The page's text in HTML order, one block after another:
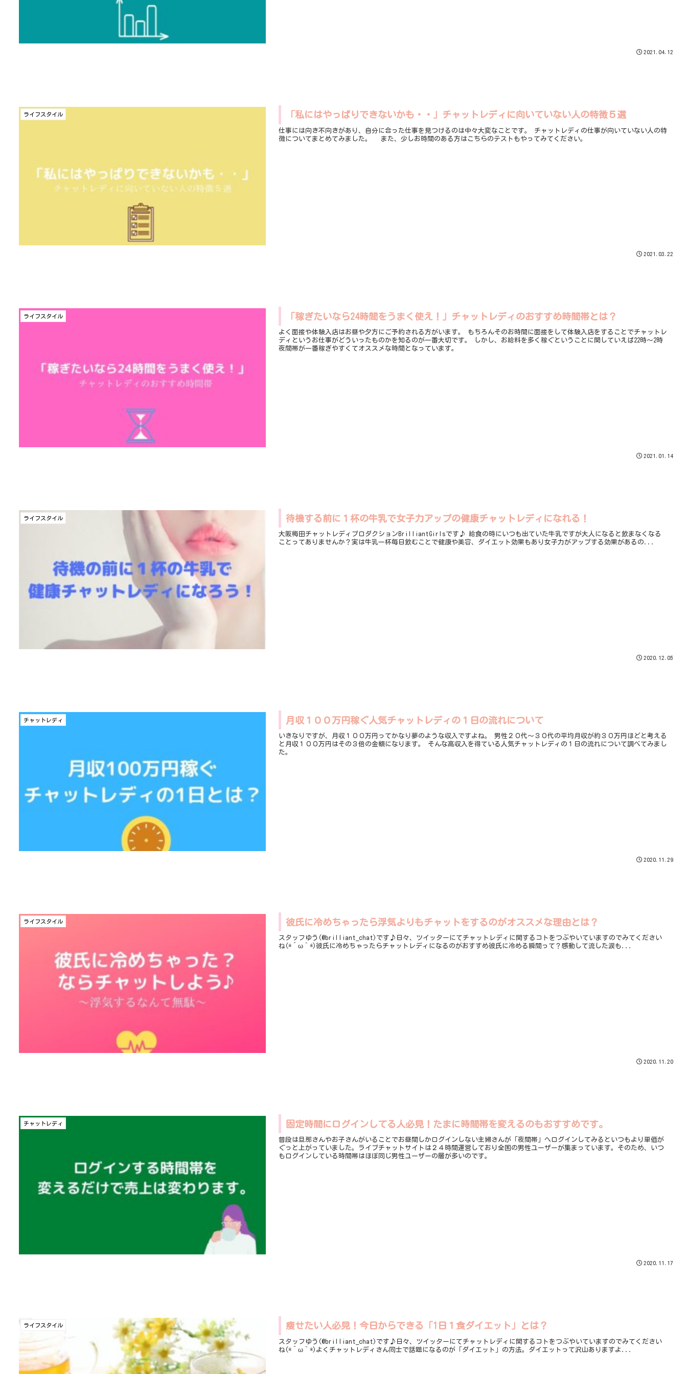
2021.04.12
ライフスタイル 「私にはやっぱりできないかも・・」チャットレディに向いていない人の特徴５選
仕事には向き不向きがあり、自分に合った仕事を見つけるのは中々大変なことです。 チャットレディの仕事が向いていない人の特
徴についてまとめてみました。 また、少しお時間のある方はこちらのテストもやってみてください。
2021.03.22
ライフスタイル 「稼ぎたいなら24時間をうまく使え！」チャットレディのおすすめ時間帯とは？
よく面接や体験入店はお昼や夕方にご予約される方がいます。 もちろんそのお時間に面接をして体験入店をすることでチャットレ
ディというお仕事がどういったものかを知るのが一番大切です。 しかし、お給料を多く稼ぐということに関していえば22時〜2時
夜間帯が一番稼ぎやすくてオススメな時間となっています。
2021.01.14
ライフスタイル 待機する前に１杯の牛乳で女子力アップの健康チャットレディになれる！
大阪梅田チャットレディプロダクションBrilliantGirlsです♪ 給食の時にいつも出ていた牛乳ですが大人になると飲まなくなる
ことってありませんか？実は牛乳一杯毎日飲むことで健康や美容、ダイエット効果もあり女子力がアップする効果があるの...
2020.12.05
チャットレディ 月収１００万円稼ぐ人気チャットレディの１日の流れについて
いきなりですが、月収１００万円ってかなり夢のような収入ですよね。 男性２０代〜３０代の平均月収が約３０万円ほどと考える
と月収１００万円はその３倍の金額になります。 そんな高収入を得ている人気チャットレディの１日の流れについて調べてみまし
た。
2020.11.29
ライフスタイル 彼氏に冷めちゃったら浮気よりもチャットをするのがオススメな理由とは？
スタッフゆう(@brilliant_chat)です♪日々、ツイッターにてチャットレディに関するコトをつぶやいていますのでみてください
ね(*´ω｀*)彼氏に冷めちゃったらチャットレディになるのがおすすめ彼氏に冷める瞬間って？感動して流した涙も...
2020.11.20
チャットレディ 固定時間にログインしてる人必見！たまに時間帯を変えるのもおすすめです。
普段は旦那さんやお子さんがいることでお昼間しかログインしない主婦さんが「夜間帯」へログインしてみるといつもより単価が
ぐっと上がっていました。ライブチャットサイトは２４時間運営しており全国の男性ユーザーが集まっています。そのため、いつ
もログインしている時間帯はほぼ同じ男性ユーザーの層が多いのです。
2020.11.17
ライフスタイル 痩せたい人必見！今日からできる「1日１食ダイエット」とは？
スタッフゆう(@brilliant_chat)です♪日々、ツイッターにてチャットレディに関するコトをつぶやいていますのでみてください
ね(*´ω｀*)よくチャットレディさん同士で話題になるのが「ダイエット」の方法。ダイエットって沢山ありますよ...